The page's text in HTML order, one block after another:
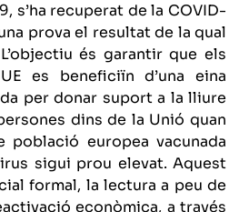
s’ha recuperat de la COVID-
prova el resultat de la qual
és garantir que els
es beneficiïn d’una eina
per donar suport a la lliure
dins de la Unió quan
població europea vacunada
sigui prou elevat. Aquest
formal, la lectura a peu de
econòmica, a través